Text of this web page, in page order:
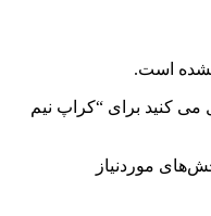
است.
می کنید برای “کراپ نیم
موردنیاز